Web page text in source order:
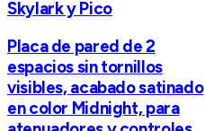
Skylark y Pico
Placa de pared de 2
espacios sin tornillos
visibles, acabado satinado
en color Midnight, para